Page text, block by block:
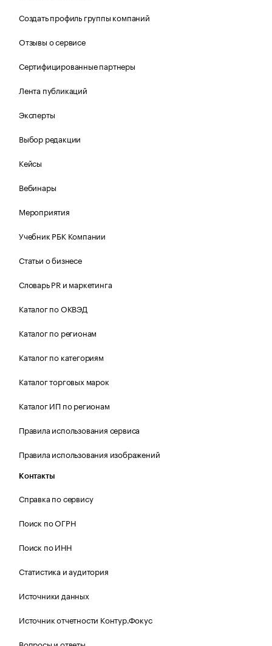
Создать профиль группы компаний
Отзывы о сервисе
Сертифицированные партнеры
Лента публикаций
Эксперты
Выбор редакции
Кейсы
Вебинары
Мероприятия
Учебник РБК Компании
Статьи о бизнесе
Словарь PR и маркетинга
Каталог по ОКВЭД
Каталог по регионам
Каталог по категориям
Каталог торговых марок
Каталог ИП по регионам
Правила использования сервиса
Правила использования изображений
Контакты
Справка по сервису
Поиск по ОГРН
Поиск по ИНН
Статистика и аудитория
Источники данных
Источник отчетности Контур.Фокус